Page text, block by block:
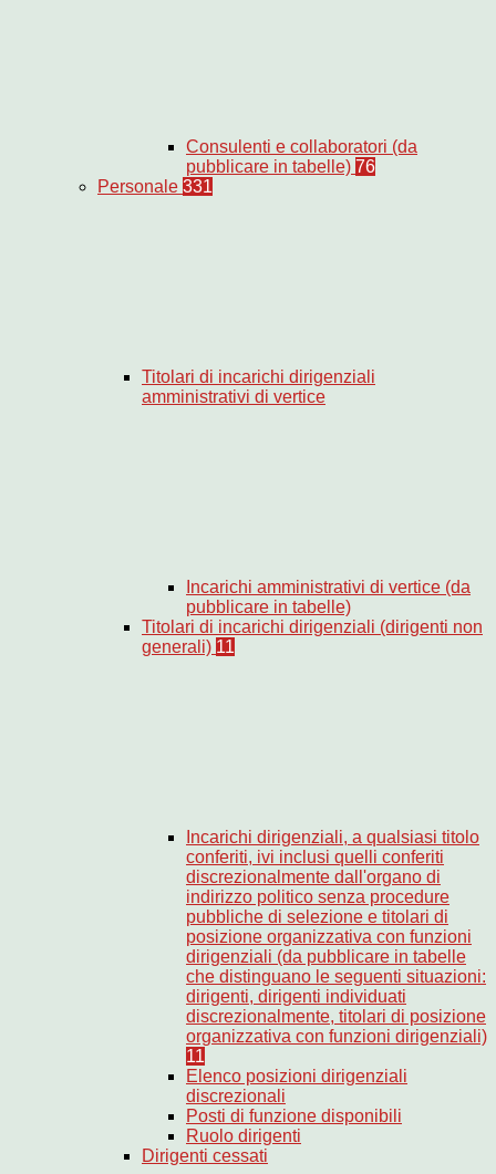
Consulenti e collaboratori (da
pubblicare in tabelle) 76
Personale 331
Titolari di incarichi dirigenziali
amministrativi di vertice
Incarichi amministrativi di vertice (da
pubblicare in tabelle)
Titolari di incarichi dirigenziali (dirigenti non
generali) 11
Incarichi dirigenziali, a qualsiasi titolo
conferiti, ivi inclusi quelli conferiti
discrezionalmente dall'organo di
indirizzo politico senza procedure
pubbliche di selezione e titolari di
posizione organizzativa con funzioni
dirigenziali (da pubblicare in tabelle
che distinguano le seguenti situazioni:
dirigenti, dirigenti individuati
discrezionalmente, titolari di posizione
organizzativa con funzioni dirigenziali)
11
Elenco posizioni dirigenziali
discrezionali
Posti di funzione disponibili
Ruolo dirigenti
Dirigenti cessati